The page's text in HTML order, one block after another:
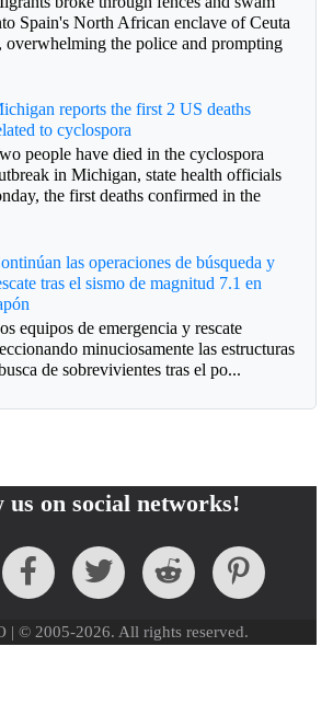
Spain's North African enclave of Ceuta
the police and prompting
reports the first 2 US deaths
to cyclospora
people have died in the cyclospora
in Michigan, state health officials
the first deaths confirmed in the
las operaciones de búsqueda y
tras el sismo de magnitud 7.1 en
equipos de emergencia y rescate
minuciosamente las estructuras
de sobrevivientes tras el po...
us on social networks!
| © 2005-2026. All rights reserved.